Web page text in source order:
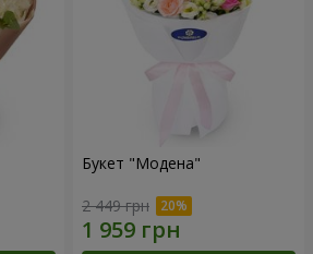
Букет "Модена"
2 449 грн